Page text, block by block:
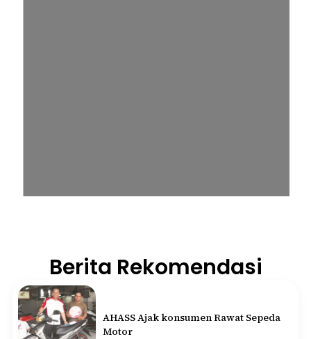
Berita Rekomendasi
AHASS Ajak konsumen Rawat Sepeda
Motor